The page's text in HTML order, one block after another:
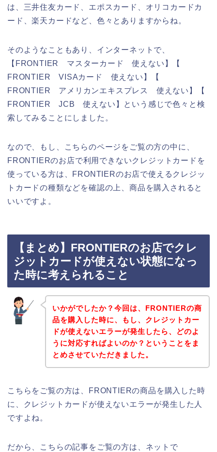
は、三井住友カード、エポスカード、オリコカードカ
ード、楽天カードなど、色々とありますからね。
そのようなこともあり、インターネットで、
【FRONTIER マスターカード 使えない】【
FRONTIER VISAカード 使えない】【
FRONTIER アメリカンエキスプレス 使えない】【
FRONTIER JCB 使えない】という感じで色々と検
索してみることにしました。
なので、もし、こちらのページをご覧の方の中に、
FRONTIERのお店で利用できないクレジットカードを
使っている方は、FRONTIERのお店で使えるクレジッ
トカードの種類などを確認の上、商品を購入されると
いいですよ。
【まとめ】FRONTIERのお店でクレ
ジットカードが使えない状態になっ
た時に考えられること
いかがでしたか？今回は、FRONTIERの商
品を購入した時に、もし、クレジットカー
ドが使えないエラーが発生したら、どのよ
うに対応すればよいのか？ということをま
とめさせていただきました。
こちらをご覧の方は、FRONTIERの商品を購入した時
に、クレジットカードが使えないエラーが発生した人
ですよね。
だから、こちらの記事をご覧の方は、ネットで